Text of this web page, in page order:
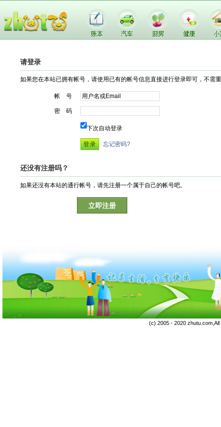
请登录
如果您在本站已拥有帐号，请使用已有的帐号信息直接进行登录即可，不需
帐 号
密 码
下次自动登录
忘记密码?
还没有注册吗？
如果还没有本站的通行帐号，请先注册一个属于自己的帐号吧。
立即注册
(c) 2005 - 2020